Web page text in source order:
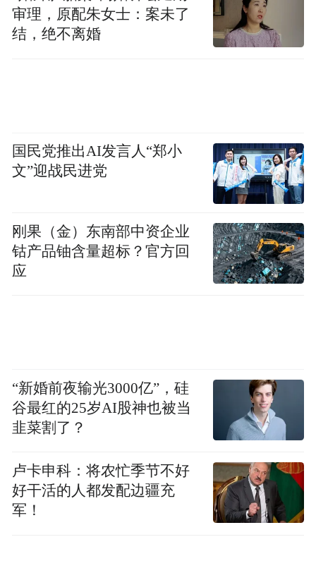
作为对比，小编还利用AI设计了一版前脸造
型，大家不妨比较一下，看看官图与AI方案
大飙车淘宝店：淘宝搜索店铺“大飙车”，或
审理，原配朱女士：案未了
结，绝不离婚
国民党推出AI发言人“郑小
文”迎战民进党
刚果（金）东南部中资企业
钴产品铀含量超标？官方回
应
“新婚前夜输光3000亿”，硅
谷最红的25岁AI股神也被当
韭菜割了？
卢卡申科：将农忙季节不好
好干活的人都发配边疆充
军！